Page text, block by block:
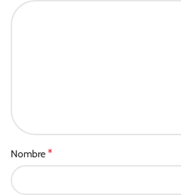
Nombre*